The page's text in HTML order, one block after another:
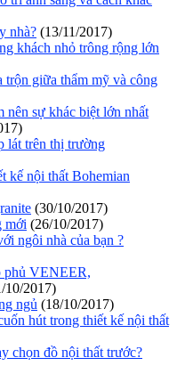
nhà? (13/11/2017)
khách nhỏ trông rộng lớn
giữa thẩm mỹ và công
nên sự khác biệt lớn nhất
lát trên thị trường
kế nội thất Bohemian
(30/10/2017)
mới (26/10/2017)
ngôi nhà của bạn ?
phủ VENEER,
10/2017)
ngủ (18/10/2017)
hút trong thiết kế nội thất
chọn đồ nội thất trước?